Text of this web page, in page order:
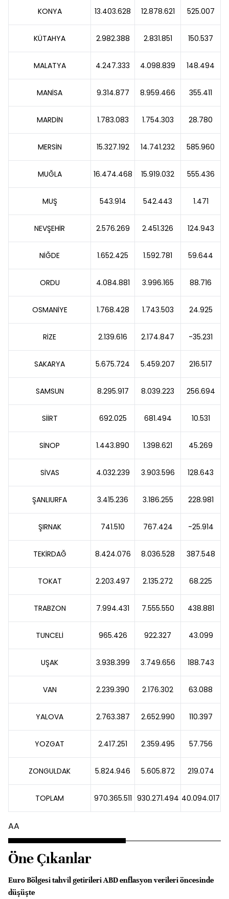
KONYA 13.403.628 12.878.621 525.007
KÜTAHYA 2.982.388 2.831.851 150.537
MALATYA 4.247.333 4.098.839 148.494
MANİSA 9.314.877 8.959.466 355.411
MARDİN 1.783.083 1.754.303 28.780
MERSİN 15.327.192 14.741.232 585.960
MUĞLA 16.474.468 15.919.032 555.436
MUŞ 543.914 542.443 1.471
NEVŞEHİR 2.576.269 2.451.326 124.943
NİĞDE 1.652.425 1.592.781 59.644
ORDU 4.084.881 3.996.165 88.716
OSMANİYE 1.768.428 1.743.503 24.925
RİZE 2.139.616 2.174.847 -35.231
SAKARYA 5.675.724 5.459.207 216.517
SAMSUN 8.295.917 8.039.223 256.694
SİİRT 692.025 681.494 10.531
SİNOP 1.443.890 1.398.621 45.269
SİVAS 4.032.239 3.903.596 128.643
ŞANLIURFA 3.415.236 3.186.255 228.981
ŞIRNAK 741.510 767.424 -25.914
TEKİRDAĞ 8.424.076 8.036.528 387.548
TOKAT 2.203.497 2.135.272 68.225
TRABZON 7.994.431 7.555.550 438.881
TUNCELİ 965.426 922.327 43.099
UŞAK 3.938.399 3.749.656 188.743
VAN 2.239.390 2.176.302 63.088
YALOVA 2.763.387 2.652.990 110.397
YOZGAT 2.417.251 2.359.495 57.756
ZONGULDAK 5.824.946 5.605.872 219.074
TOPLAM 970.365.511 930.271.494 40.094.017
AA
Öne Çıkanlar
Euro Bölgesi tahvil getirileri ABD enflasyon verileri öncesinde
düşüşte